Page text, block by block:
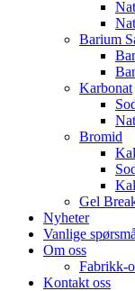
Barium
Karbonat
Bromid
Gel
Nyheter
Vanlige
Om oss
Fabrikk-
Kontakt oss